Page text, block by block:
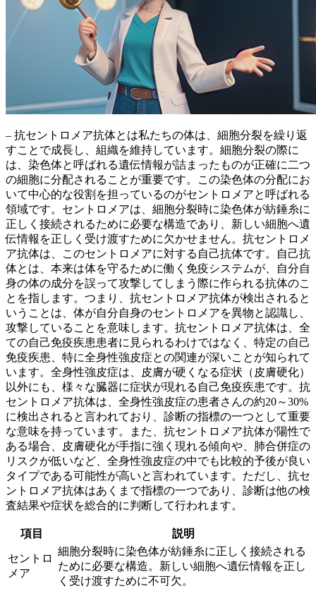
– 抗セントロメア抗体とは私たちの体は、細胞分裂を繰り返
すことで成長し、組織を維持しています。細胞分裂の際に
は、 染色体と呼ばれる遺伝情報が詰まったものが正確に二つ
の細胞に分配されることが重要です。この染色体の分配にお
いて中心的な役割を担っているのがセントロメアと呼ばれる
領域です。セントロメアは、細胞分裂時に染色体が紡錘糸に
正しく接続されるために必要な構造であり、新しい細胞へ遺
伝情報を正しく受け渡すために欠かせません。 抗セントロメ
ア抗体は、このセントロメアに対する自己抗体です。自己抗
体とは、本来は体を守るために働く免疫システムが、自分自
身の体の成分を誤って攻撃してしまう際に作られる抗体のこ
とを指します。つまり、抗セントロメア抗体が検出されると
いうことは、体が自分自身のセントロメアを異物と認識し、
攻撃していることを意味します。抗セントロメア抗体は、全
ての自己免疫疾患患者に見られるわけではなく、特定の自己
免疫疾患、特に全身性強皮症との関連が深いことが知られて
います。全身性強皮症は、皮膚が硬くなる症状（皮膚硬化）
以外にも、様々な臓器に症状が現れる自己免疫疾患です。抗
セントロメア抗体は、全身性強皮症の患者さんの約20～30%
に検出されると言われており、診断の指標の一つとして重要
な意味を持っています。また、抗セントロメア抗体が陽性で
ある場合、皮膚硬化が手指に強く現れる傾向や、肺合併症の
リスクが低いなど、全身性強皮症の中でも比較的予後が良い
タイプである可能性が高いと言われています。ただし、抗セ
ントロメア抗体はあくまで指標の一つであり、診断は他の検
査結果や症状を総合的に判断して行われます。
項目 説明
セントロ
メア
細胞分裂時に染色体が紡錘糸に正しく接続される
ために必要な構造。新しい細胞へ遺伝情報を正し
く受け渡すために不可欠。